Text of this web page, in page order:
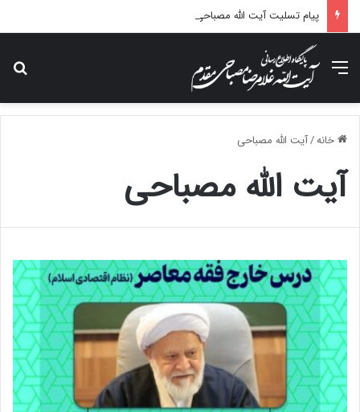
منو
خانه/آیت الله مصباحی
آیت الله مصباحی